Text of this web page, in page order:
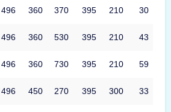
496 360 370 395 210 30
496 360 530 395 210 43
496 360 730 395 210 59
496 450 270 395 300 33